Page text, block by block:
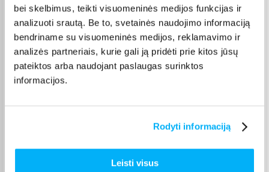
bei skelbimus, teikti visuomeninės medijos funkcijas ir
analizuoti srautą. Be to, svetainės naudojimo informaciją
bendriname su visuomeninės medijos, reklamavimo ir
analizės partneriais, kurie gali ją pridėti prie kitos jūsų
pateiktos arba naudojant paslaugas surinktos
informacijos.
Rodyti informaciją
Leisti visus
Venipak paštomatas (2,39 €)
Pristato ir šeštadienį
Rugpjūtis 11d. - Rugpjūtis 14d.
Venipak kurjeris (2,99 €)
Rugpjūtis 12d. - Rugpjūtis 17d.
Omniva paštomatas
Rugpjūtis 11d. - Rugpjūtis 14d.
2,19 €)
3,99 €)